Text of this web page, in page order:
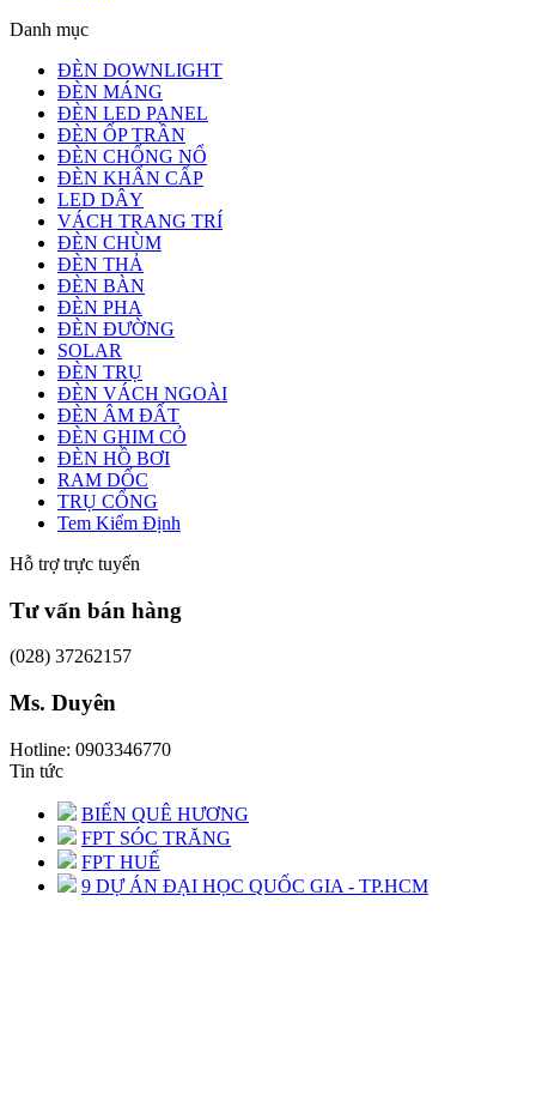
Danh mục
ĐÈN DOWNLIGHT
ĐÈN MÁNG
ĐÈN LED PANEL
ĐÈN ỐP TRẦN
ĐÈN CHỐNG NỔ
ĐÈN KHẨN CẤP
LED DÂY
VÁCH TRANG TRÍ
ĐÈN CHÙM
ĐÈN THẢ
ĐÈN BÀN
ĐÈN PHA
ĐÈN ĐƯỜNG
SOLAR
ĐÈN TRỤ
ĐÈN VÁCH NGOÀI
ĐÈN ÂM ĐẤT
ĐÈN GHIM CỎ
ĐÈN HỒ BƠI
RAM DỐC
TRỤ CỔNG
Tem Kiểm Định
Hỗ trợ trực tuyến
Tư vấn bán hàng
(028) 37262157
Ms. Duyên
Hotline: 0903346770
Tin tức
BIỂN QUÊ HƯƠNG
FPT SÓC TRĂNG
FPT HUẾ
9 DỰ ÁN ĐẠI HỌC QUỐC GIA - TP.HCM